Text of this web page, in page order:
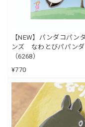
【NEW】パンダコパ
ンズ なわとびパパンダ
（6268）
¥770